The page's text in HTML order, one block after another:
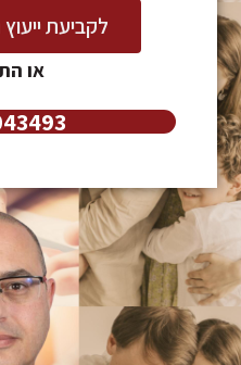
לקביעת
או